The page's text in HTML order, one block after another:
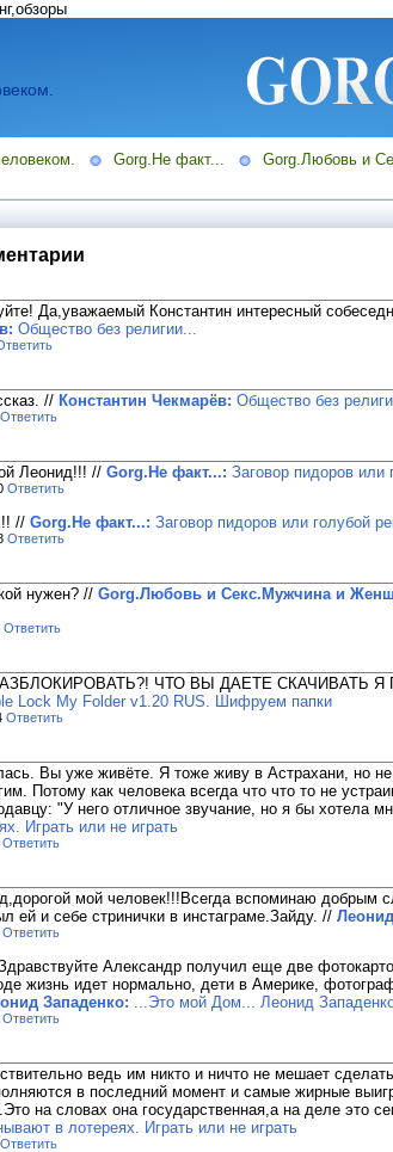
Gorg.Не факт... Gorg.Любовь и
Да,уважаемый Константин интересный
Общество без религии...
// Константин Чекмарёв: Общество без
Ответить
Леонид!!! // Gorg.Не факт...: Заговор пидоров или
Ответить
// Gorg.Не факт...: Заговор пидоров или голубой
Ответить
нужен? // Gorg.Любовь и Секс.Мужчина и
Ответить
ЧТО ВЫ ДАЕТЕ СКАЧИВАТЬ
Lock My Folder v1.20 RUS. Шифруем папки
Ответить
Вы уже живёте. Я тоже живу в Астрахани, но
Потому как человека всегда что что то не
"У него отличное звучание, но я бы хотела
Играть или не играть
Ответить
мой человек!!!Всегда вспоминаю добрым
ей и себе стринички в инстаграме.Зайду. //
Ответить
Александр получил еще две
жизнь идет нормально, дети в Америке,
Западенко: ...Это мой Дом... Леонид
Ответить
ведь им никто и ничто не мешает
в последний момент и самые жирные
на словах она государственная,а на деле это
в лотереях. Играть или не играть
Ответить